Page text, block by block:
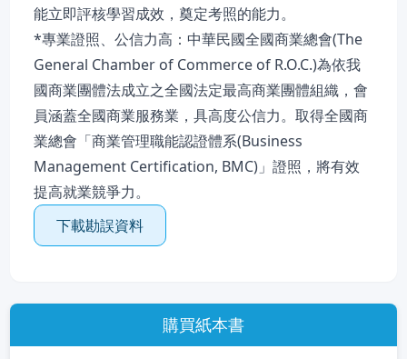
能立即評核學習成效，奠定考照的能力。
*專業證照、公信力高：中華民國全國商業總會(The
General Chamber of Commerce of R.O.C.)為依我
國商業團體法成立之全國法定最高商業團體組織，會
員涵蓋全國商業服務業，具高度公信力。取得全國商
業總會「商業管理職能認證體系(Business
Management Certification, BMC)」證照，將有效
提高就業競爭力。
下載勘誤資料
購買紙本書